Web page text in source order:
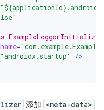
=
"androidx.startup"
/>
添加 <meta-data>